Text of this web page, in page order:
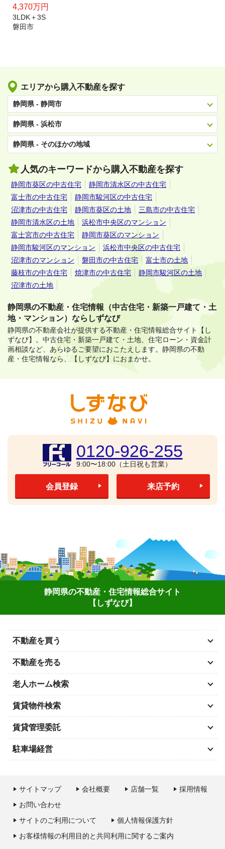
4,370万円
3LDK＋3S
磐田市
エリアから購入不動産を探す
静岡県 - 静岡市
静岡県 - 浜松市
静岡県 - そのほかの地域
人気のキーワードから購入不動産を探す
静岡市葵区の中古住宅
静岡市清水区の中古住宅
富士市の中古住宅
静岡市駿河区の中古住宅
沼津市の中古住宅
静岡市葵区の土地
三島市の中古住宅
静岡市清水区の土地
浜松市中央区のマンション
富士宮市の中古住宅
静岡市葵区のマンション
静岡市駿河区のマンション
浜松市中央区の中古住宅
沼津市のマンション
磐田市の中古住宅
富士市の土地
藤枝市の中古住宅
焼津市の中古住宅
静岡市駿河区の土地
沼津市の土地
静岡県の不動産・住宅情報（中古住宅・新築一戸建て・土
地・マンション）ならしずなび
静岡県の不動産会社が提供する不動産・住宅情報総合サイト【し
ずなび】。 中古住宅・新築一戸建て・土地、住宅ローン・資金計
画相談など、あらゆるご要望におこたえします。 静岡県の不動
産・住宅情報なら、【しずなび】におまかせ。
0120-926-255
9:00〜18:00（土日祝も営業）
会員登録 来店予約
静岡県の不動産・住宅情報総合サイト
【しずなび】
不動産を買う
不動産を売る
老人ホーム検索
賃貸物件検索
賃貸管理委託
駐車場経営
サイトマップ 会社概要 店舗一覧
採用情報
お問い合わせ
サイトのご利用について
個人情報保護方針
お客様情報の利用目的と共同利用に関するご案内